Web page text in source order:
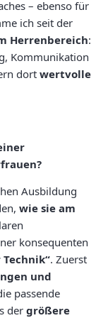
– ebenso für
ich seit der
Herrenbereich:
Kommunikation
dort wertvolle
Ausbildung
wie sie am
konsequenten
Technik“. Zuerst
und
passende
der größere